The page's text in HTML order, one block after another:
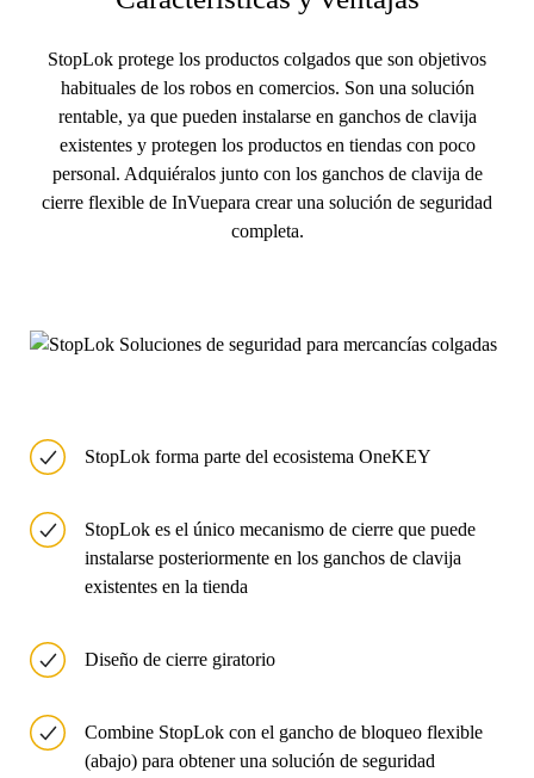
StopLok protege los productos colgados que son objetivos
habituales de los robos en comercios. Son una solución
rentable, ya que pueden instalarse en ganchos de clavija
existentes y protegen los productos en tiendas con poco
personal. Adquiéralos junto con los ganchos de clavija de
cierre flexible de InVuepara crear una solución de seguridad
completa.
StopLok forma parte del ecosistema OneKEY
StopLok es el único mecanismo de cierre que puede
instalarse posteriormente en los ganchos de clavija
existentes en la tienda
Diseño de cierre giratorio
Combine StopLok con el gancho de bloqueo flexible
(abajo) para obtener una solución de seguridad